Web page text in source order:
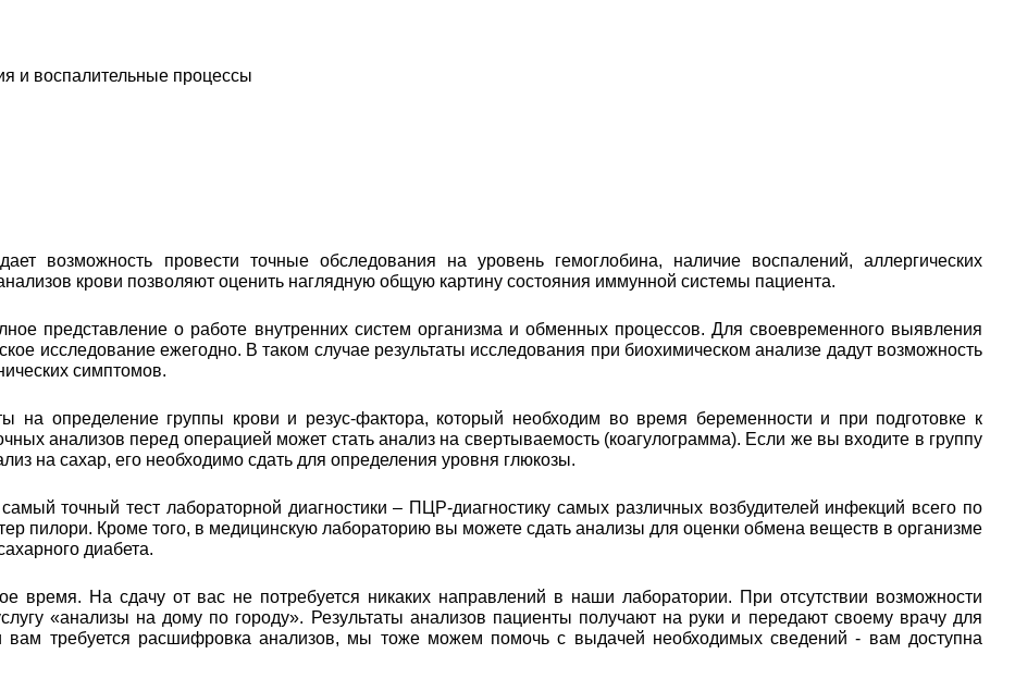
и воспалительные процессы
возможность провести точные обследования на уровень гемоглобина, наличие воспалений, аллергических
крови позволяют оценить наглядную общую картину состояния иммунной системы пациента.
представление о работе внутренних систем организма и обменных процессов. Для своевременного выявления
исследование ежегодно. В таком случае результаты исследования при биохимическом анализе дадут возможность
симптомов.
на определение группы крови и резус-фактора, который необходим во время беременности и при подготовке к
анализов перед операцией может стать анализ на свертываемость (коагулограмма). Если же вы входите в группу
на сахар, его необходимо сдать для определения уровня глюкозы.
точный тест лабораторной диагностики – ПЦР-диагностику самых различных возбудителей инфекций всего по
пилори. Кроме того, в медицинскую лабораторию вы можете сдать анализы для оценки обмена веществ в организме
диабета.
время. На сдачу от вас не потребуется никаких направлений в наши лаборатории. При отсутствии возможности
«анализы на дому по городу». Результаты анализов пациенты получают на руки и передают своему врачу для
вам требуется расшифровка анализов, мы тоже можем помочь с выдачей необходимых сведений - вам доступна